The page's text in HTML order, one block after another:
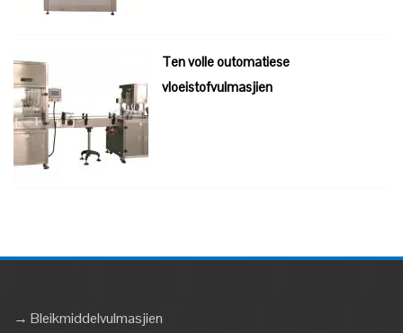
Ten volle outomatiese
vloeistofvulmasjien
→ Bleikmiddelvulmasjien